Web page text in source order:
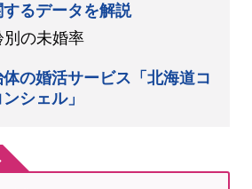
るデータを解説
の未婚率
の婚活サービス「北海道コ
シェル」